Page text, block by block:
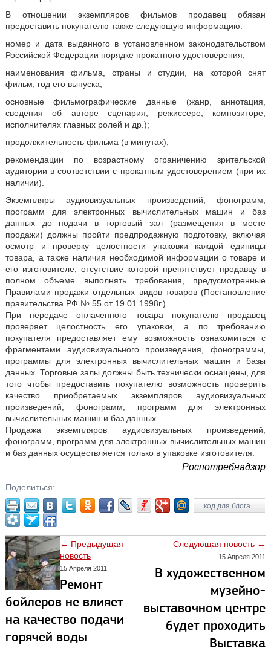
В отношении экземпляров фильмов продавец обязан
предоставить покупателю также следующую информацию:
номер и дата выданного в установленном законодательством
Российской Федерации порядке прокатного удостоверения;
наименования фильма, страны и студии, на которой снят
фильм, год его выпуска;
основные фильмографические данные (жанр, аннотация,
сведения об авторе сценария, режиссере, композиторе,
исполнителях главных ролей и др.);
продолжительность фильма (в минутах);
рекомендации по возрастному ограничению зрительской
аудитории в соответствии с прокатным удостоверением (при их
наличии).
Экземпляры аудиовизуальных произведений, фонограмм,
программ для электронных вычислительных машин и баз
данных до подачи в торговый зал (размещения в месте
продажи) должны пройти предпродажную подготовку, включая
осмотр и проверку целостности упаковки каждой единицы
товара, а также наличия необходимой информации о товаре и
его изготовителе, отсутствие которой препятствует продавцу в
полном объеме выполнять требования, предусмотренные
Правилами продажи отдельных видов товаров (Постановление
правительства РФ № 55 от 19.01.1998г.)
При передаче оплаченного товара покупателю продавец
проверяет целостность его упаковки, а по требованию
покупателя предоставляет ему возможность ознакомиться с
фрагментами аудиовизуального произведения, фонограммы,
программы для электронных вычислительных машин и базы
данных. Торговые залы должны быть технически оснащены, для
того чтобы предоставить покупателю возможность проверить
качество приобретаемых экземпляров аудиовизуальных
произведений, фонограмм, программ для электронных
вычислительных машин и баз данных.
Продажа экземпляров аудиовизуальных произведений,
фонограмм, программ для электронных вычислительных машин
и баз данных осуществляется только в упаковке изготовителя.
Роспотребнадзор
Поделиться:
код для блога
← Предыдущая
новость
15 Апреля 2011
Ремонт
бойлеров не влияет
на качество подачи
горячей воды
Следующая новость →
15 Апреля 2011
В художественном
музейно-
выставочном центре
будет проходить
Выставка